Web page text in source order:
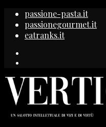
passione-pasta.it
passionegourmet.it
eatranks.it